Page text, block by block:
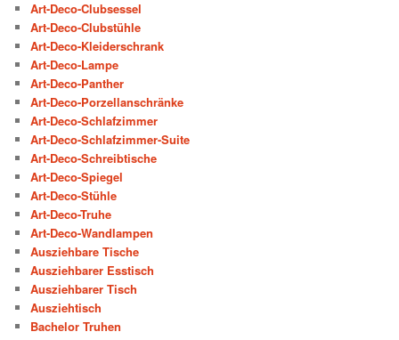
Art-Deco-Clubsessel
Art-Deco-Clubstühle
Art-Deco-Kleiderschrank
Art-Deco-Lampe
Art-Deco-Panther
Art-Deco-Porzellanschränke
Art-Deco-Schlafzimmer
Art-Deco-Schlafzimmer-Suite
Art-Deco-Schreibtische
Art-Deco-Spiegel
Art-Deco-Stühle
Art-Deco-Truhe
Art-Deco-Wandlampen
Ausziehbare Tische
Ausziehbarer Esstisch
Ausziehbarer Tisch
Ausziehtisch
Bachelor Truhen